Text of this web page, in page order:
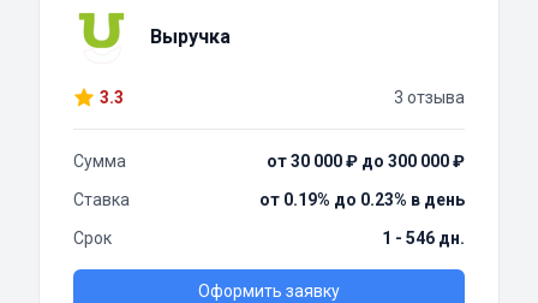
Выручка
3.3 3 отзыва
Сумма
от 30 000 ₽ до 300 000 ₽
Ставка
от 0.19% до 0.23% в день
Срок
1 - 546 дн.
Оформить заявку